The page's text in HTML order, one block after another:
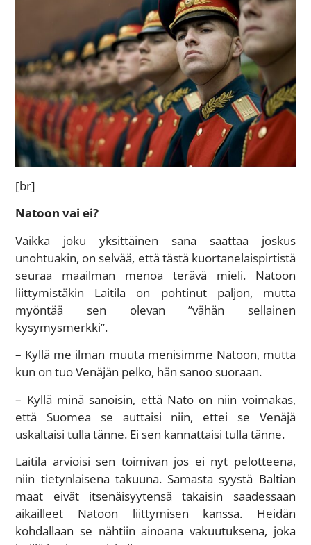
[br]
Natoon vai ei?
Vaikka joku yksittäinen sana saattaa joskus
unohtuakin, on selvää, että tästä kuortanelaispirtistä
seuraa maailman menoa terävä mieli. Natoon
liittymistäkin Laitila on pohtinut paljon, mutta
myöntää sen olevan ”vähän sellainen
kysymysmerkki”.
– Kyllä me ilman muuta menisimme Natoon, mutta
kun on tuo Venäjän pelko, hän sanoo suoraan.
– Kyllä minä sanoisin, että Nato on niin voimakas,
että Suomea se auttaisi niin, ettei se Venäjä
uskaltaisi tulla tänne. Ei sen kannattaisi tulla tänne.
Laitila arvioisi sen toimivan jos ei nyt pelotteena,
niin tietynlaisena takuuna. Samasta syystä Baltian
maat eivät itsenäisyytensä takaisin saadessaan
aikailleet Natoon liittymisen kanssa. Heidän
kohdallaan se nähtiin ainoana vakuutuksena, joka